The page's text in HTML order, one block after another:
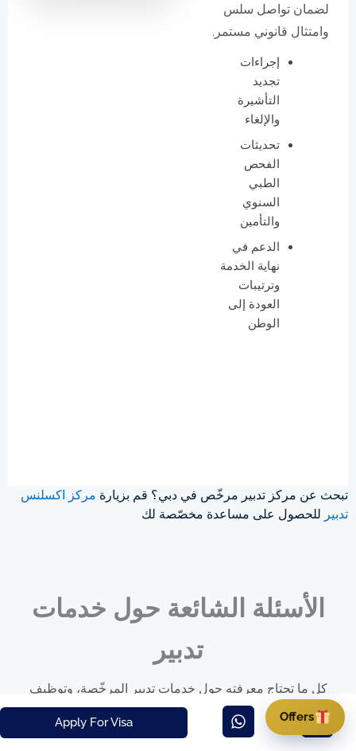
Apply For Visa
لضمان تواصل سلس
وامتثال قانوني مستمر.
إجراءات
تجديد
التأشيرة
والإلغاء
تحديثات
الفحص
الطبي
السنوي
والتأمين
الدعم في
نهاية الخدمة
وترتيبات
العودة إلى
الوطن
تبحث عن مركز تدبير مرخّص في دبي؟ قم بزيارة مركز اكسلنس
تدبير للحصول على مساعدة مخصّصة لك
الأسئلة الشائعة حول خدمات
تدبير
كل ما تحتاج معرفته حول خدمات تدبير المرخّصة، وتوظيف
العمالة المنزلية بشكل قانوني، وإجراءات التأشيرات في دبي.
Offers